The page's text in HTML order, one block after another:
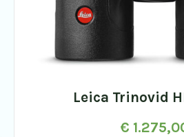
Leica Trinovid
€